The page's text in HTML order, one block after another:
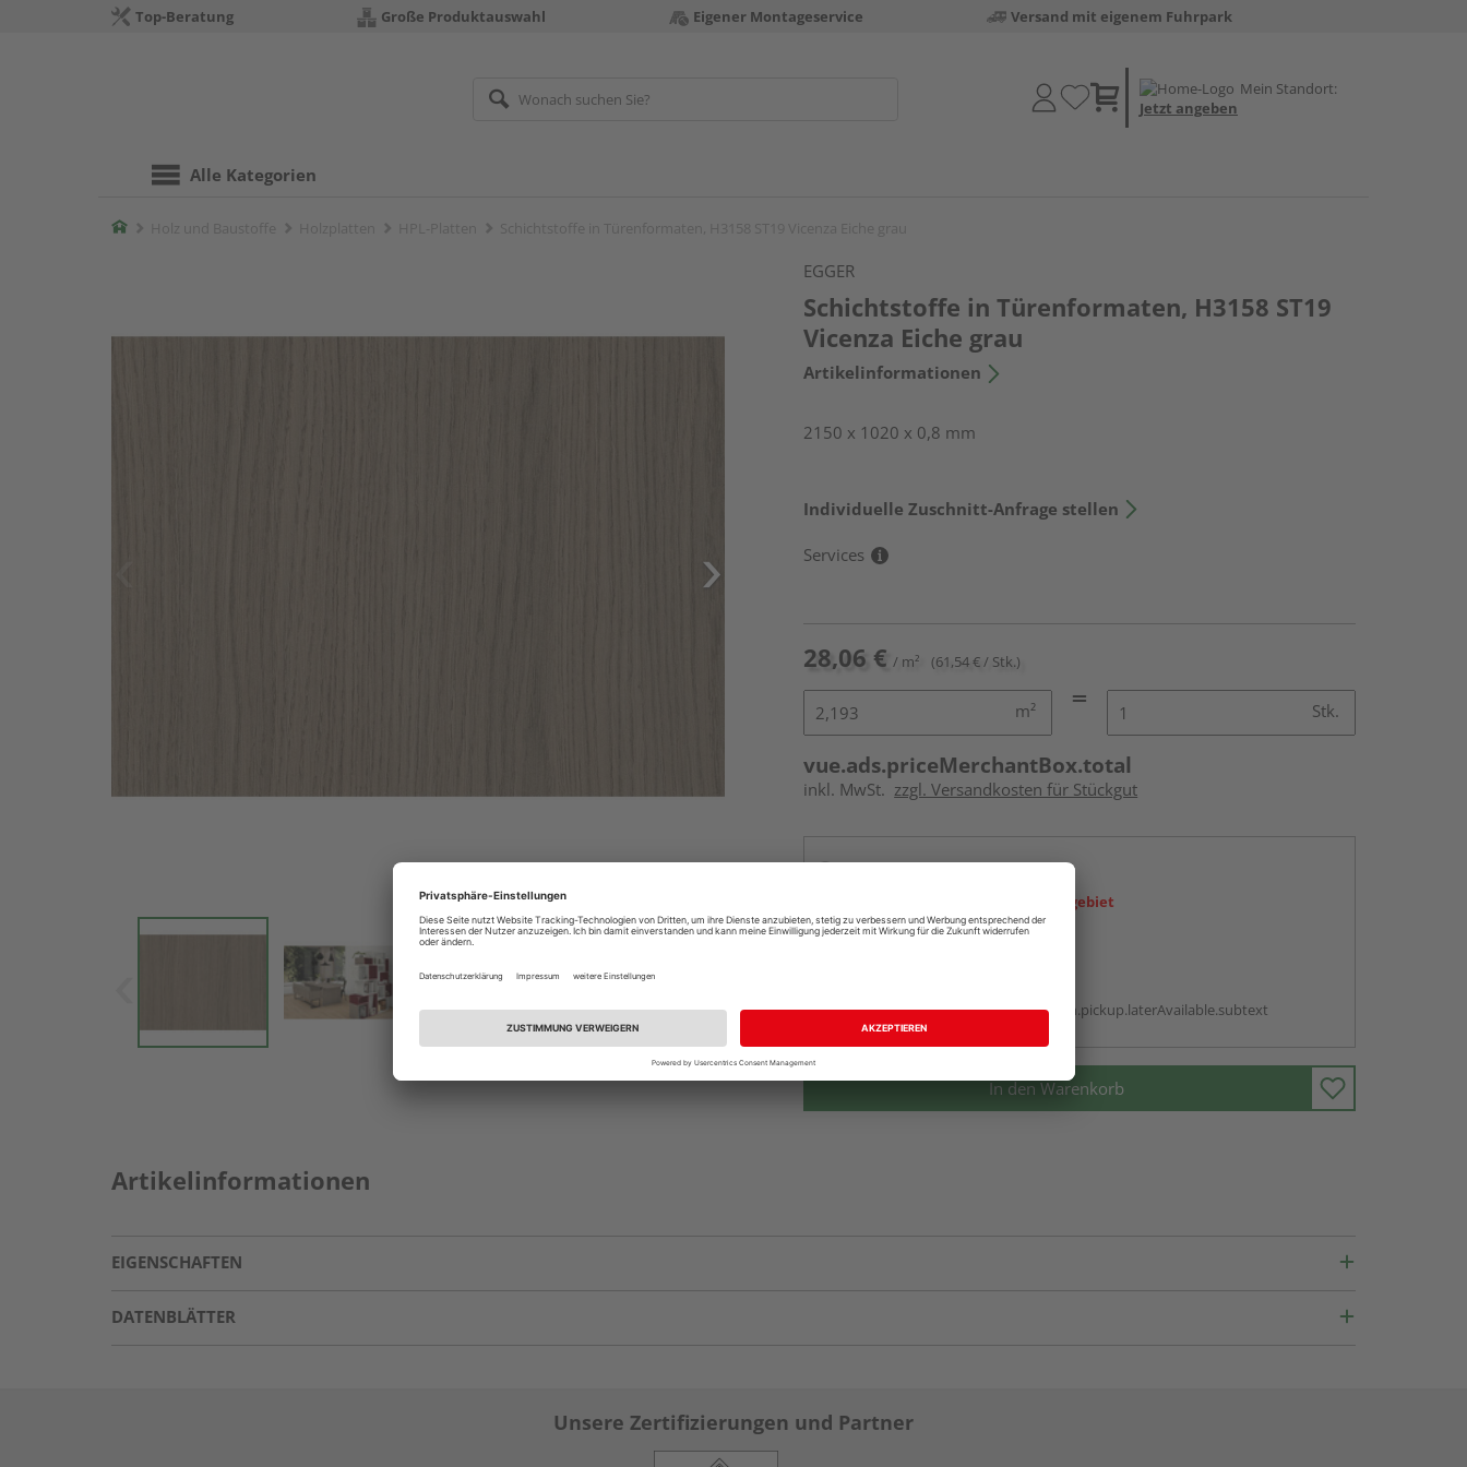
Top-Beratung Große Produktauswahl Eigener Montageservice Versand mit eigenem Fuhrpark
Mein Standort:
Jetzt angeben
Alle Kategorien
Home
EGGER
Schichtstoffe in Türenformaten, H3158 ST19
Vicenza Eiche grau
Artikelinformationen
2150 x 1020 x 0,8 mm
Individuelle Zuschnitt-Anfrage stellen
Services
28,06 € / m² (61,54 € / Stk.)
m² Stk.
vue.ads.priceMerchantBox.total
inkl. MwSt. zzgl. Versandkosten für Stückgut
Ihr Standort ist nicht im Liefergebiet
vue.ads.priceMerchantBox.option.pickup.laterAvailable.subtext
In den Warenkorb
Artikelinformationen
EIGENSCHAFTEN
DATENBLÄTTER
Unsere Zertifizierungen und Partner